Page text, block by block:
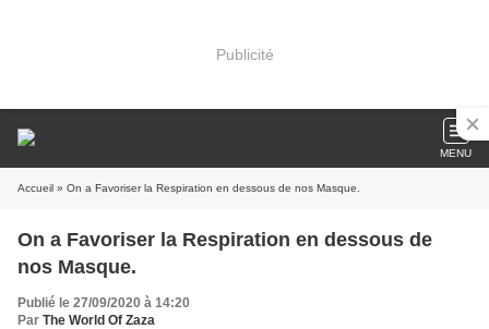
Publicité
MENU
Accueil » On a Favoriser la Respiration en dessous de nos Masque.
On a Favoriser la Respiration en dessous de
nos Masque.
Publié le 27/09/2020 à 14:20
Par The World Of Zaza